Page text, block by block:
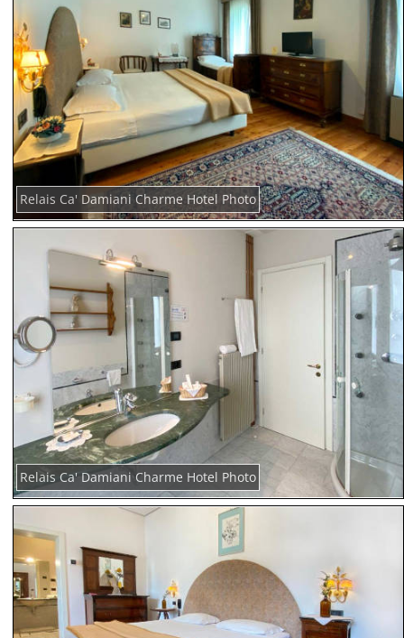
Relais Ca' Damiani Charme Hotel Photo
Relais Ca' Damiani Charme Hotel Photo